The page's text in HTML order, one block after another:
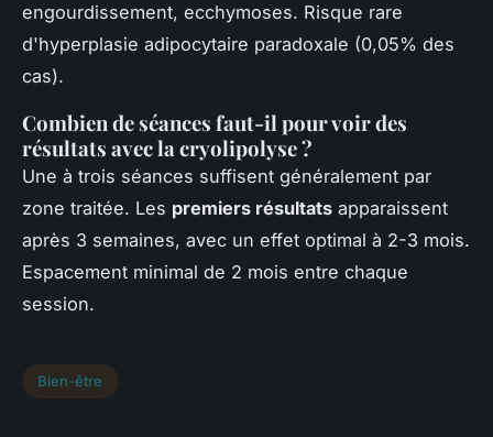
engourdissement, ecchymoses. Risque rare
d'hyperplasie adipocytaire paradoxale (0,05% des
cas).
Combien de séances faut-il pour voir des
résultats avec la cryolipolyse ?
Une à trois séances suffisent généralement par
zone traitée. Les premiers résultats apparaissent
après 3 semaines, avec un effet optimal à 2-3 mois.
Espacement minimal de 2 mois entre chaque
session.
Bien-être